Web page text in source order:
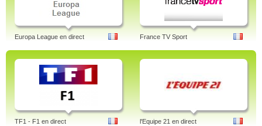
Europa League en direct France TV Sport
TF1 - F1 en direct l'Equipe 21 en direct